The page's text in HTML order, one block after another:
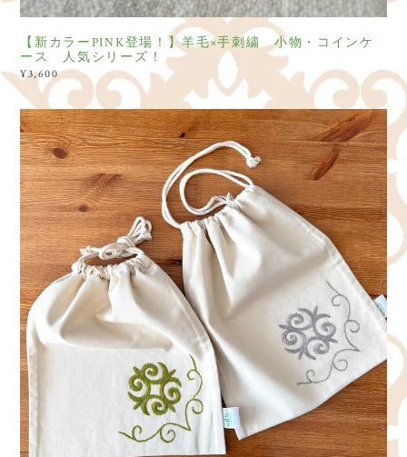
【新カラーPINK登場！】羊毛×手刺繍 小物・コインケ
ース 人気シリーズ！
¥3,600